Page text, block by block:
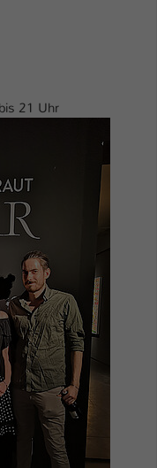
21 Uhr
Webseite mit, ob
besitzt diese